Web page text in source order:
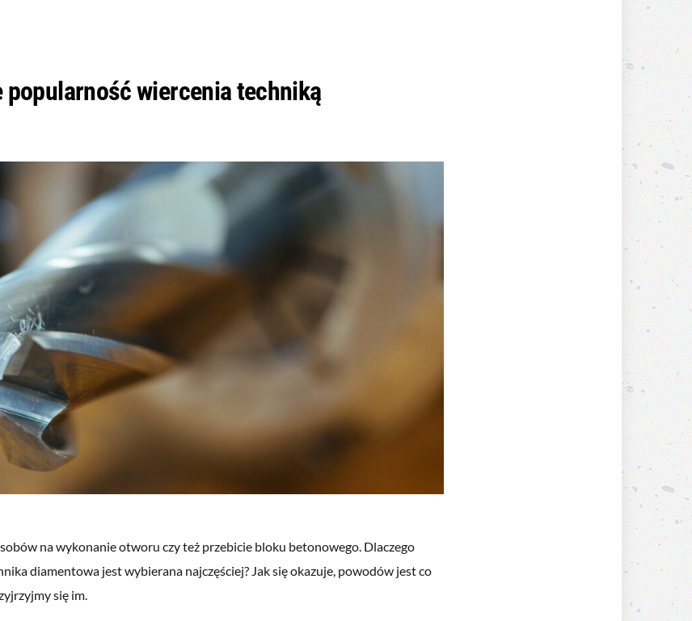
popularność wiercenia techniką
na wykonanie otworu czy też przebicie bloku betonowego. Dlaczego
diamentowa jest wybierana najczęściej? Jak się okazuje, powodów jest co
się im.